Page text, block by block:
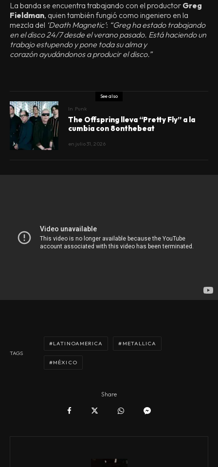
La banda se encuentra trabajando con el productor Greg
Fieldman, quien también fungió como ingeniero en la
mezcla del ‘Death Magnetic’: “Greg ha estado trabajando
en el disco 24/7 desde el verano pasado. Está haciendo un
trabajo estupendo y pone toda su alma y
corazón ayudándonos a producir el disco.”
See also
In Punk
The Offspring lleva “Pretty Fly” a la
cumbia con 8onthebeat
en julio 31, 2026
TAGS
LATINOAMERICA METALLICA
MÉXICO
Share